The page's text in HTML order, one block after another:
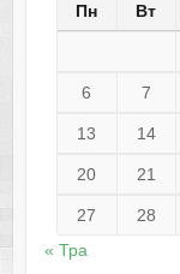
Пн Вт
6 7
13 14
20 21
27 28
« Тра